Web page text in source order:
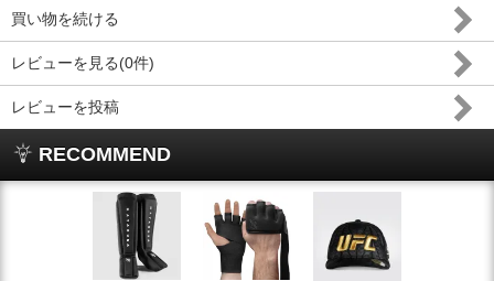
買い物を続ける
レビューを見る(0件)
レビューを投稿
RECOMMEND